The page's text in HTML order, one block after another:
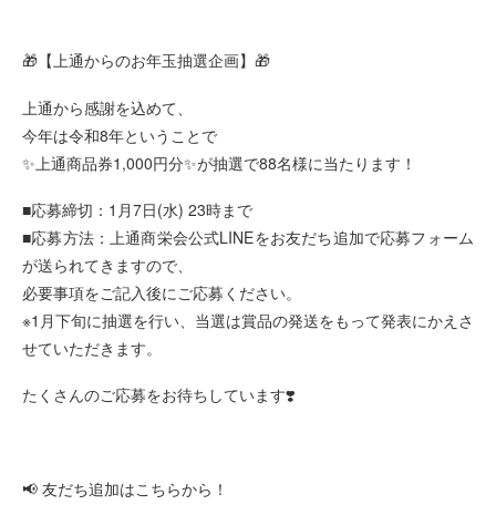
🎁【上通からのお年玉抽選企画】🎁
上通から感謝を込めて、
今年は令和8年ということで
✨上通商品券1,000円分✨が抽選で88名様に当たります！
■応募締切：1月7日(水) 23時まで
■応募方法：上通商栄会公式LINEをお友だち追加で応募フォーム
が送られてきますので、
必要事項をご記入後にご応募ください。
※1月下旬に抽選を行い、当選は賞品の発送をもって発表にかえさ
せていただきます。
たくさんのご応募をお待ちしています❣️
📢 友だち追加はこちらから！